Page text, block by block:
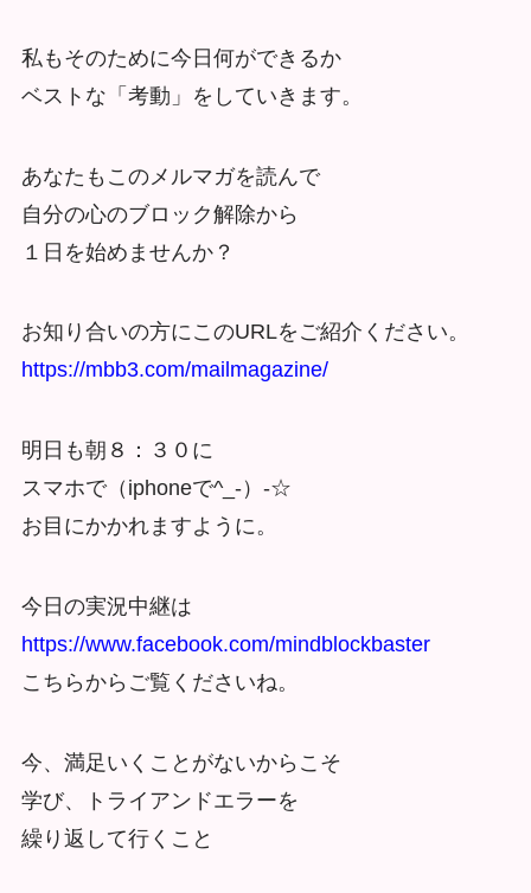
私もそのために今日何ができるか
ベストな「考動」をしていきます。
あなたもこのメルマガを読んで
自分の心のブロック解除から
１日を始めませんか？
お知り合いの方にこのURLをご紹介ください。
https://mbb3.com/mailmagazine/
明日も朝８：３０に
スマホで（iphoneで^_-）-☆
お目にかかれますように。
今日の実況中継は
https://www.facebook.com/mindblockbaster
こちらからご覧くださいね。
今、満足いくことがないからこそ
学び、トライアンドエラーを
繰り返して行くこと